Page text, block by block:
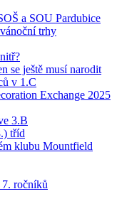
a SOU Pardubice
trhy
se ještě musí narodit
v 1.C
Exchange 2025
3.B
tříd
klubu Mountfield
ročníků